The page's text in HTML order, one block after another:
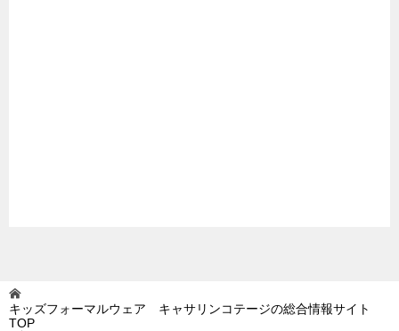
キッズフォーマルウェア キャサリンコテージの総合情報サイト
TOP